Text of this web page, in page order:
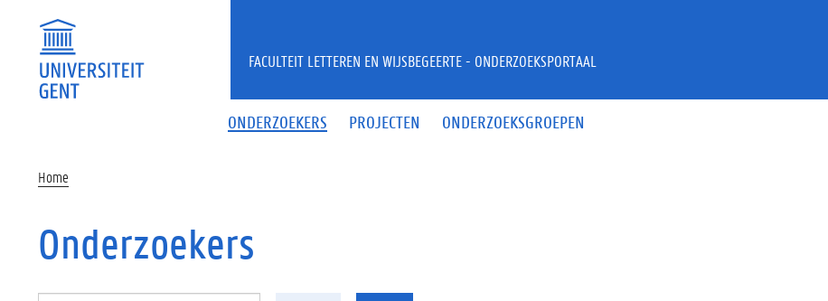
ONDERZOEKERS PROJECTEN ONDERZOEKSGROEPEN
FACULTEIT LETTEREN EN WIJSBEGEERTE - ONDERZOEKSPORTAAL
Home
Onderzoekers